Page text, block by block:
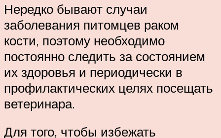
Нередко бывают случаи
заболевания питомцев раком
кости, поэтому необходимо
постоянно следить за состоянием
их здоровья и периодически в
профилактических целях посещать
ветеринара.
Для того, чтобы избежать